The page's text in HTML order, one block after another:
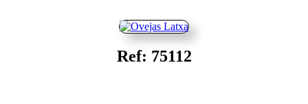
Ref: 75112